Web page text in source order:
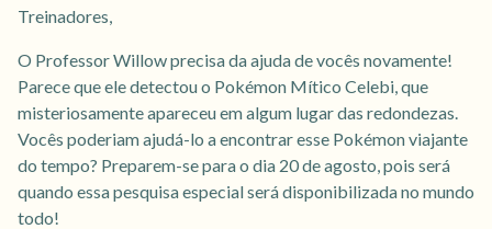
Treinadores,
O Professor Willow precisa da ajuda de vocês novamente!
Parece que ele detectou o Pokémon Mítico Celebi, que
misteriosamente apareceu em algum lugar das redondezas.
Vocês poderiam ajudá-lo a encontrar esse Pokémon viajante
do tempo? Preparem-se para o dia 20 de agosto, pois será
quando essa pesquisa especial será disponibilizada no mundo
todo!